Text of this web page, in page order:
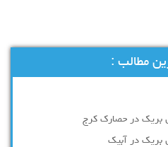
مطالب :
بریک در حصارک کرج
بریک در آبیک